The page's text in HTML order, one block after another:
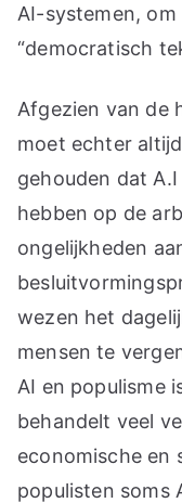
AI-systemen,
“democratisch
Afgezien van de
moet echter
gehouden dat
hebben op de
ongelijkheden
wezen het
mensen te
AI en populisme
behandelt veel
economische en
populisten soms